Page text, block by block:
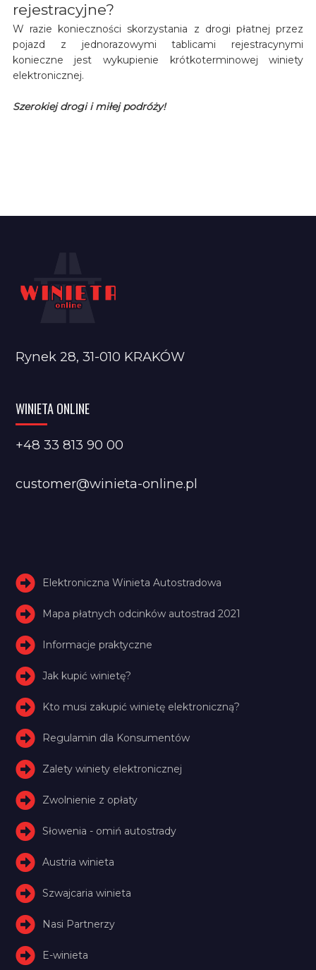
rejestracyjne?
W razie konieczności skorzystania z drogi płatnej przez
pojazd z jednorazowymi tablicami rejestracynymi
konieczne jest wykupienie krótkoterminowej winiety
elektronicznej.
Szerokiej drogi i miłej podróży!
Rynek 28, 31-010 KRAKÓW
WINIETA ONLINE
+48 33 813 90 00
customer@winieta-online.pl
Elektroniczna Winieta Autostradowa
Mapa płatnych odcinków autostrad 2021
Informacje praktyczne
Jak kupić winietę?
Kto musi zakupić winietę elektroniczną?
Regulamin dla Konsumentów
Zalety winiety elektronicznej
Zwolnienie z opłaty
Słowenia - omiń autostrady
Austria winieta
Szwajcaria winieta
Nasi Partnerzy
E-winieta